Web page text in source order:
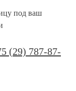
под ваш
(29) 787-87-